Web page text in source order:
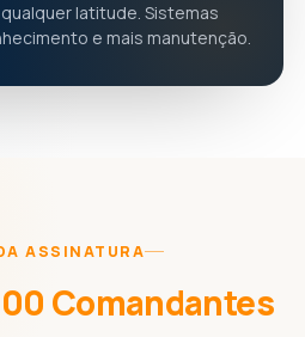
latitude. Sistemas
e mais manutenção.
ASSINATURA
Comandantes